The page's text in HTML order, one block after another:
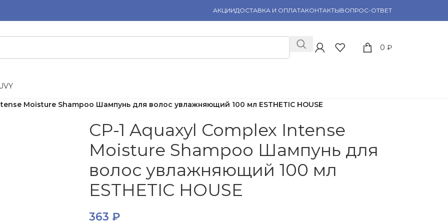
АКЦИИДОСТАВКА И ОПЛАТАКОНТАКТЫВОПРОС-ОТВЕТ
0 ₽
VY
Moisture Shampoo Шампунь для волос увлажняющий 100 мл ESTHETIC HOUSE
CP-1 Aquaxyl Complex Intense
Moisture Shampoo Шампунь для
волос увлажняющий 100 мл
ESTHETIC HOUSE
363 ₽